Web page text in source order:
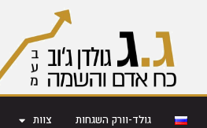
גולד-וורק השגחות צוות